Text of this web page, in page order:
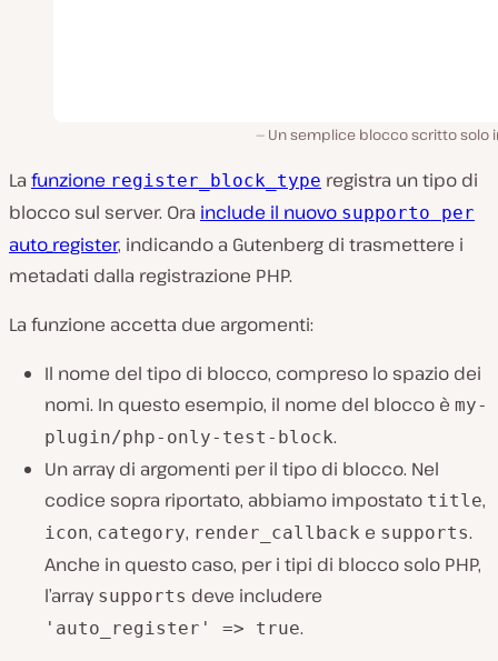
Un semplice blocco scritto solo
La funzione register_block_type registra un tipo di
blocco sul server. Ora include il nuovo supporto per
auto_register, indicando a Gutenberg di trasmettere i
metadati dalla registrazione PHP.
La funzione accetta due argomenti:
Il nome del tipo di blocco, compreso lo spazio dei
nomi. In questo esempio, il nome del blocco è my-
plugin/php-only-test-block.
Un array di argomenti per il tipo di blocco. Nel
codice sopra riportato, abbiamo impostato title,
icon, category, render_callback e supports.
Anche in questo caso, per i tipi di blocco solo PHP,
l’array supports deve includere
'auto_register' => true.